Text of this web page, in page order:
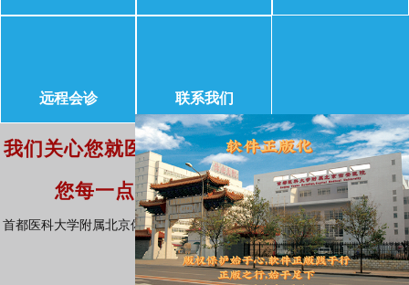
远程会诊 联系我们
我们关心您就医服务时遇到的问题，我们重视
您每一点诉求和建议！
诉求建议
首都医科大学附属北京佑安医院版权所有 (本网站所有内容未经许可，不
得以任何形式进行转载)
技术支持：